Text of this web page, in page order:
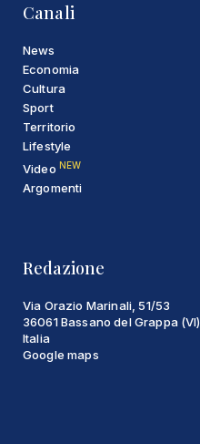
Canali
News
Economia
Cultura
Sport
Territorio
Lifestyle
Video NEW
Argomenti
Redazione
Via Orazio Marinali, 51/53
36061 Bassano del Grappa (VI)
Italia
Google maps